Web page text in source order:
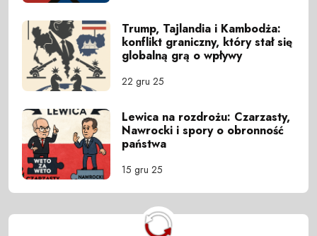
Trump, Tajlandia i Kambodża:
konflikt graniczny, który stał się
globalną grą o wpływy
22 gru 25
Lewica na rozdrożu: Czarzasty,
Nawrocki i spory o obronność
państwa
15 gru 25